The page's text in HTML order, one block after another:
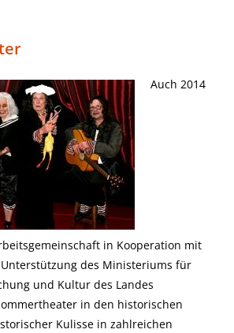
Auch 2014
in Kooperation mit
des Ministeriums für
und Kultur des Landes
in den historischen
Kulisse in zahlreichen